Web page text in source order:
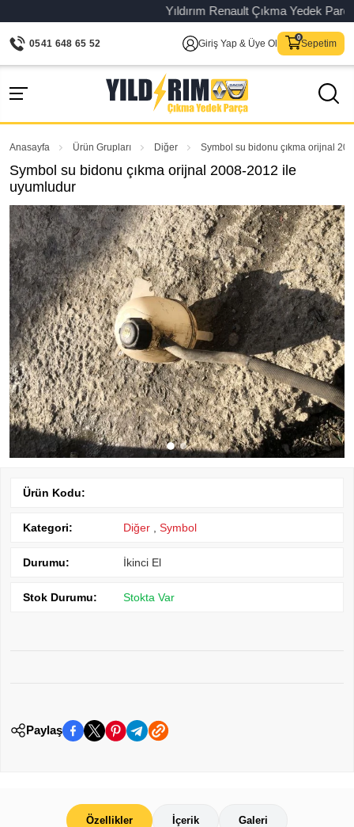
Yıldırım Renault Çıkma Yedek
0541 648 65 52 Giriş Yap & Üye Ol Sepetim
Anasayfa Ürün Grupları Diğer Symbol su bidonu çıkma orijnal
Symbol su bidonu çıkma orijnal 2008-2012 ile
uyumludur
Ürün Kodu:
Kategori: Diğer Symbol
Durumu: İkinci El
Stok Durumu: Stokta Var
Paylaş
Özellikler İçerik Galeri